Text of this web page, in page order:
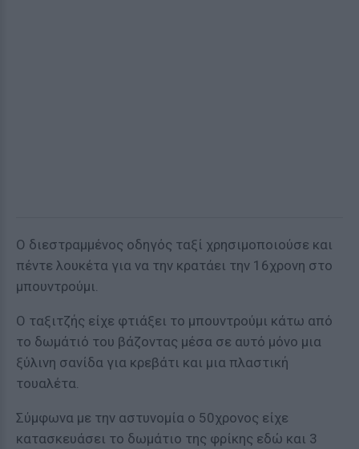
Ο διεστραμμένος οδηγός ταξί χρησιμοποιούσε και
πέντε λουκέτα για να την κρατάει την 16χρονη στο
μπουντρούμι.
Ο ταξιτζής είχε φτιάξει το μπουντρούμι κάτω από
το δωμάτιό του βάζοντας μέσα σε αυτό μόνο μια
ξύλινη σανίδα για κρεβάτι και μια πλαστική
τουαλέτα.
Σύμφωνα με την αστυνομία ο 50χρονος είχε
κατασκευάσει το δωμάτιο της φρίκης εδώ και 3